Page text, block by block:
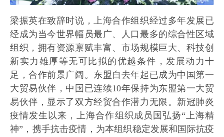
梁振英在致辞时说，上海合作组织经过多年发展已
经成为当今世界幅员最广、人口最多的综合性区域
组织，拥有资源禀赋丰富、市场规模巨大、科技创
新实力雄厚等无可比拟的优越条件，发展动力十
足，合作前景广阔。东盟自去年起已成为中国第一
大贸易伙伴，中国已连续10年保持为东盟第一大贸
易伙伴，显示了双方经贸合作潜力无限。新冠肺炎
疫情发生以来，上海合作组织成员国弘扬“上海精
神”，携手抗击疫情，为本组织稳定发展和国际抗疫